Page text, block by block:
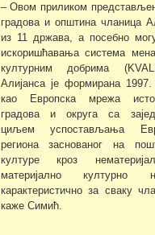
– Овом приликом
градова и општина чланица
из 11 држава, а посебно
искоришћавања система
културним добрима
Алијанса је формирана 1997.
као Европска мрежа
градова и округа са
циљем успостављања
региона заснованог на
културе кроз
материјално културно
карактеристично за сваку
каже Симић.